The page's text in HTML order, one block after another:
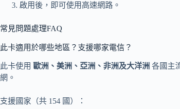
啟用後，即可使用高速網路。
常見問題處理FAQ
此卡適用於哪些地區？支援哪家電信？
此卡使用 歐洲、美洲、亞洲、非洲及大洋洲 各國主
網。
支援國家（共 154 國）：